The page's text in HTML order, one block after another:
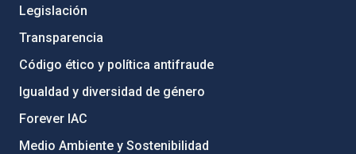
Legislación
Transparencia
Código ético y política antifraude
Igualdad y diversidad de género
Forever IAC
Medio Ambiente y Sostenibilidad